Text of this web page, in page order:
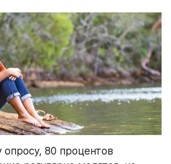
опросу, 80 процентов